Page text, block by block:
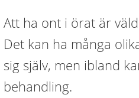
Att ha ont i örat är
Det kan ha många
sig själv, men ibland
behandling.